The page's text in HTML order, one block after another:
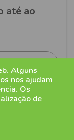
Alguns
nos ajudam
Os
de
até ao
si